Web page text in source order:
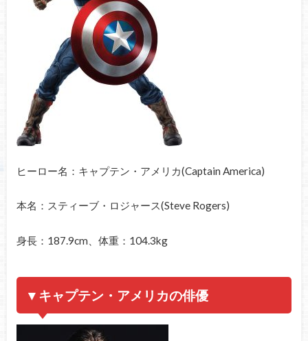
ヒーロー名：キャプテン・アメリカ(Captain America)
本名：スティーブ・ロジャース(Steve Rogers)
身長：187.9cm、体重：104.3kg
▼キャプテン・アメリカの俳優